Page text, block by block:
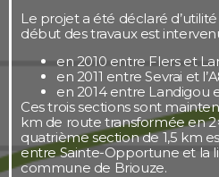
Le projet a été déclaré
début des travaux est
en 2010 entre Flers et
en 2011 entre Sevrai et
en 2014 entre Landigou
Ces trois sections sont
km de route transformée en
quatrième section de 1,5 km
entre Sainte-Opportune et la
commune de Briouze.